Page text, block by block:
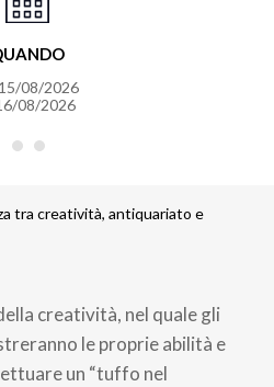
15/08/2026
08/2026
tra creatività, antiquariato e
creatività, nel quale gli
le proprie abilità e
un “tuffo nel